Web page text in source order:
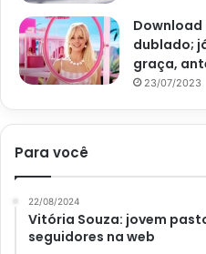
Download
dublado;
graça,
23/07/2023
Para você
22/08/2024
Vitória Souza: jovem
seguidores na web